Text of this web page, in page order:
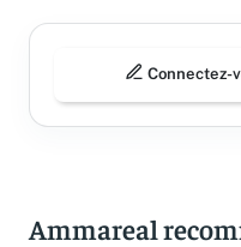
Connectez-
Ammareal